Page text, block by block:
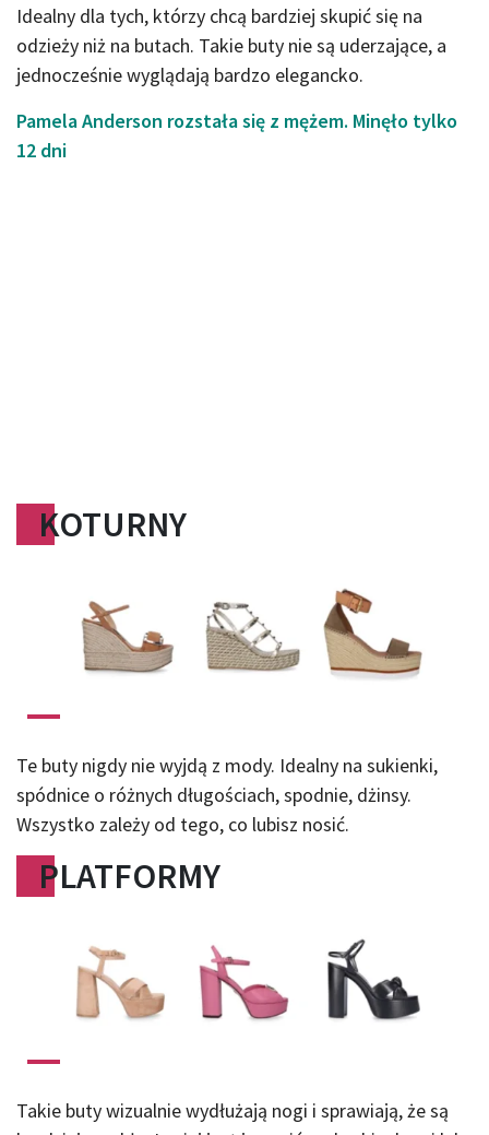
Idealny dla tych, którzy chcą bardziej skupić się na
odzieży niż na butach. Takie buty nie są uderzające, a
jednocześnie wyglądają bardzo elegancko.
Pamela Anderson rozstała się z mężem. Minęło tylko
12 dni
KOTURNY
Te buty nigdy nie wyjdą z mody. Idealny na sukienki,
spódnice o różnych długościach, spodnie, dżinsy.
Wszystko zależy od tego, co lubisz nosić.
PLATFORMY
Takie buty wizualnie wydłużają nogi i sprawiają, że są